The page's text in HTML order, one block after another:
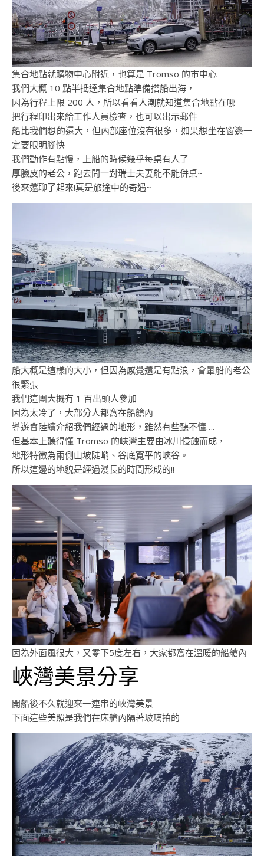
集合地點就購物中心附近，也算是 Tromso 的市中心
我們大概 10 點半抵達集合地點準備搭船出海，
因為行程上限 200 人，所以看看人潮就知道集合地點在哪
把行程印出來給工作人員檢查，也可以出示郵件
船比我們想的還大，但內部座位沒有很多，如果想坐在窗邊一
定要眼明腳快
我們動作有點慢，上船的時候幾乎每桌有人了
厚臉皮的老公，跑去問一對瑞士夫妻能不能併桌~
後來還聊了起來!真是旅途中的奇遇~
船大概是這樣的大小，但因為感覺還是有點浪，會暈船的老公
很緊張
我們這團大概有 1 百出頭人參加
因為太冷了，大部分人都窩在船艙內
導遊會陸續介紹我們經過的地形，雖然有些聽不懂….
但基本上聽得懂 Tromso 的峽灣主要由冰川侵蝕而成，
地形特徵為兩側山坡陡峭、谷底寬平的峽谷。
所以這邊的地貌是經過漫長的時間形成的!!
因為外面風很大，又零下5度左右，大家都窩在溫暖的船艙內
峽灣美景分享
開船後不久就迎來一連串的峽灣美景
下面這些美照是我們在床艙內隔著玻璃拍的